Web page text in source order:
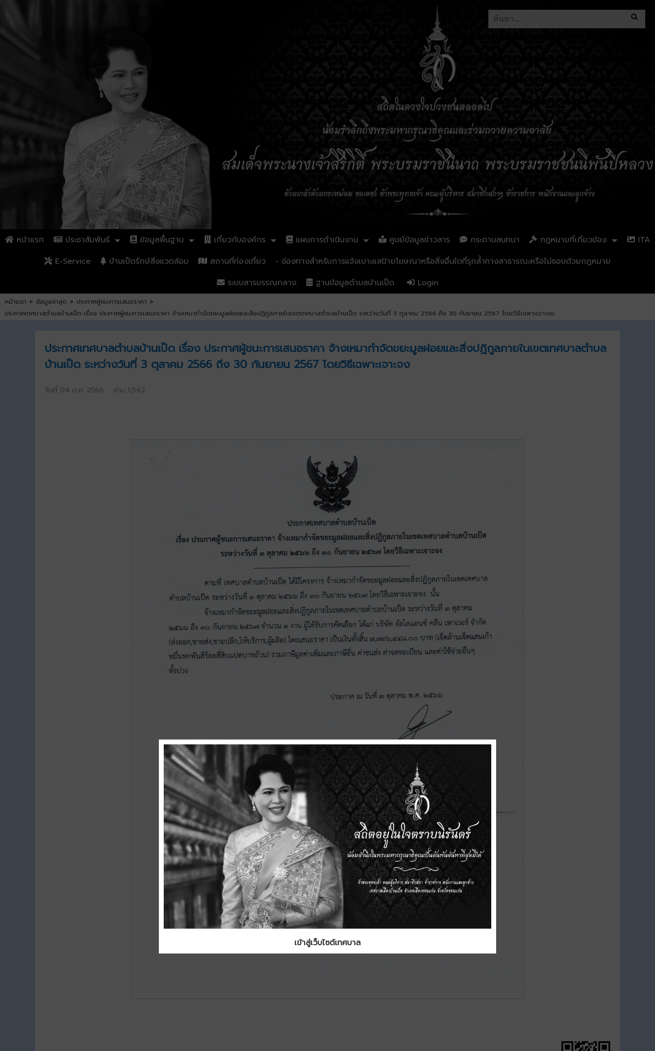
หน้าแรก ประชาสัมพันธ์ ข้อมูลพื้นฐาน เกี่ยวกับองค์กร แผนการดำเนินงาน ศูนย์ข้อมูลข่าวสาร กระดานสนทนา กฏหมายที่เกี่ยวข้อง
ITA
E-Service
บ้านเป็ดรักษ์สิ่งแวดล้อม สถานที่ท่องเที่ยว
- ช่องทางสำหรับการแจ้งเบาะแสป้ายโฆษณาหรือสิ่งอื่นใดที่รุกล้ำทางสาธารณะหรือไม่ชอบด้วยกฎหมาย
ระบบสารบรรณกลาง
ฐานข้อมูลตำบลบ้านเป็ด Login
หน้าแรก > ข้อมูลล่าสุด > ประกาศผู้ชนะการเสนอราคา >
ประกาศเทศบาลตำบลบ้านเป็ด เรื่อง ประกาศผู้ชนะการเสนอราคา จ้างเหมากำจัดขยะมูลฝอยและสิ่งปฏิกูลภายในเขตเทศบาลตำบลบ้านเป็ด ระหว่างวันที่ 3 ตุลาคม 2566 ถึง 30 กันยายน 2567 โดยวิธีเฉพาะเจาะจง
ประกาศเทศบาลตำบลบ้านเป็ด เรื่อง ประกาศผู้ชนะการเสนอราคา จ้างเหมากำจัดขยะมูลฝอยและสิ่งปฏิกูลภายในเขตเทศบาลตำบล
บ้านเป็ด ระหว่างวันที่ 3 ตุลาคม 2566 ถึง 30 กันยายน 2567 โดยวิธีเฉพาะเจาะจง
วันที่ 04 ต.ค. 2566 อ่าน 1,542
เข้าสู่เว็บไซต์เทศบาล